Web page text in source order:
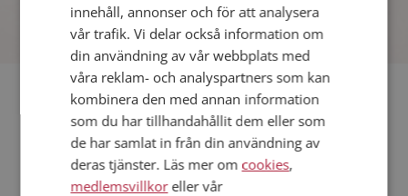
Fler singlar
Fler singelkvinnor från Sollentuna :Abi,Nataly,Lindacurvy
Män från Sollentuna
Dejta kvinnor i Sverige
innehåll, annonser och för att analysera
vår trafik. Vi delar också information om
din användning av vår webbplats med
våra reklam- och analyspartners som kan
kombinera den med annan information
som du har tillhandahållit dem eller som
de har samlat in från din användning av
deras tjänster. Läs mer om cookies,
medlemsvillkoreller vår